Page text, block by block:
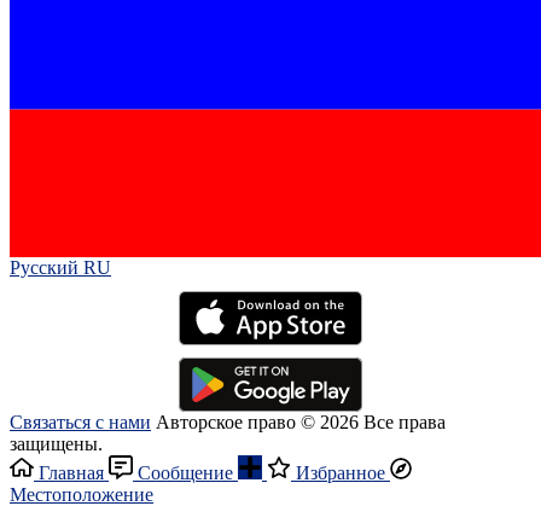
Русский RU‎
Связаться с нами Авторское право © 2026 Все права
защищены.
Главная
Сообщение
Избранное
Местоположение